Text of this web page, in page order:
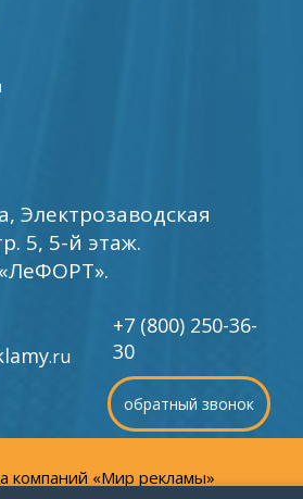
Электрозаводская
5, 5-й этаж.
.ru
обратный звонок
+7 (800) 250-36-
30
компаний «Мир рекламы»